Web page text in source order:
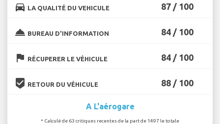
directions_car LA QUALITÉ DU VEHICULE 87 / 100
room_service BUREAU D'INFORMATION 84 / 100
flag RÉCUPERER LE VÉHICULE 84 / 100
beenhere RETOUR DU VÉHICULE 88 / 100
A L'aérogare
* Calculé de 63 critiques recentes de la part de 1497 le totale